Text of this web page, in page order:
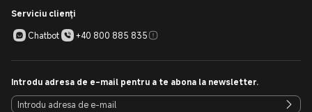
Serviciu clienți
Chatbot
+40 800 885 835
Introdu adresa de e-mail pentru a te abona la newsletter.